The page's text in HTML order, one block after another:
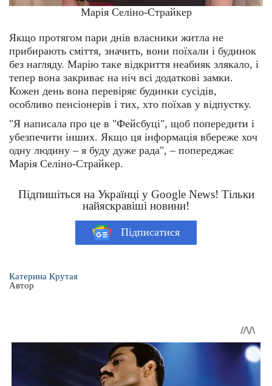
Марія Селіно-Страйкер
Якщо протягом пари днів власники житла не
прибирають сміття, значить, вони поїхали і будинок
без нагляду. Марію таке відкриття неабияк злякало, і
тепер вона закриває на ніч всі додаткові замки.
Кожен день вона перевіряє будинки сусідів,
особливо пенсіонерів і тих, хто поїхав у відпустку.
"Я написала про це в "Фейсбуці", щоб попередити і
убезпечити інших. Якщо ця інформація вбереже хоч
одну людину – я буду дуже рада", – попереджає
Марія Селіно-Страйкер.
Підпишіться на Українці у Google News! Тільки
найяскравіші новини!
Підписатися
Катерина Крутая
Автор